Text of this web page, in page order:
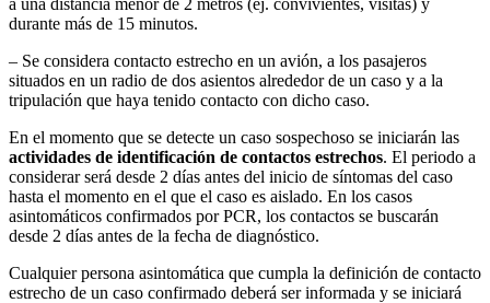
durante más de 15 minutos.
– Se considera contacto estrecho en un avión, a los pasajeros
situados en un radio de dos asientos alrededor de un caso y a la
tripulación que haya tenido contacto con dicho caso.
En el momento que se detecte un caso sospechoso se iniciarán las
actividades de identificación de contactos estrechos. El periodo a
considerar será desde 2 días antes del inicio de síntomas del caso
hasta el momento en el que el caso es aislado. En los casos
asintomáticos confirmados por PCR, los contactos se buscarán
desde 2 días antes de la fecha de diagnóstico.
Cualquier persona asintomática que cumpla la definición de contacto
estrecho de un caso confirmado deberá ser informada y se iniciará